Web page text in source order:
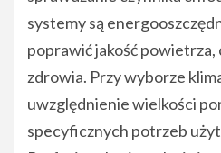
systemy są
poprawić jakość powietrza,
zdrowia. Przy wyborze
uwzględnienie wielkości
specyficznych potrzeb